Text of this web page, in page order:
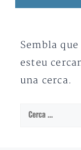
Sembla
esteu
una cerca.
Cerca: